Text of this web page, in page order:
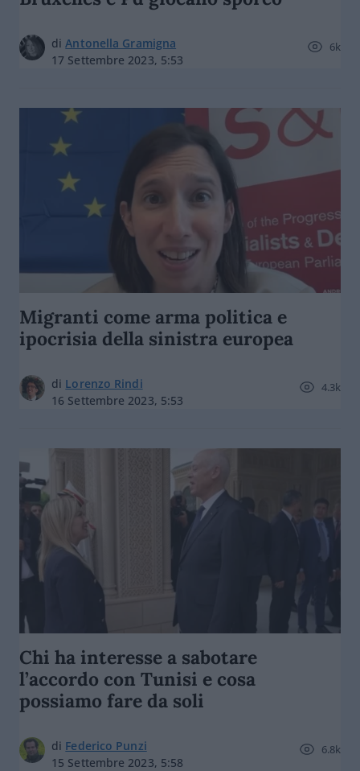
diAntonella Gramigna
17 Settembre 2023, 5:53
6k
Migranti come arma politica e
ipocrisia della sinistra europea
di Lorenzo Rindi
16 Settembre 2023, 5:53
4.3k
Chi ha interesse a sabotare
l’accordo con Tunisi e cosa
possiamo fare da soli
di Federico Punzi
15 Settembre 2023, 5:58
6.8k